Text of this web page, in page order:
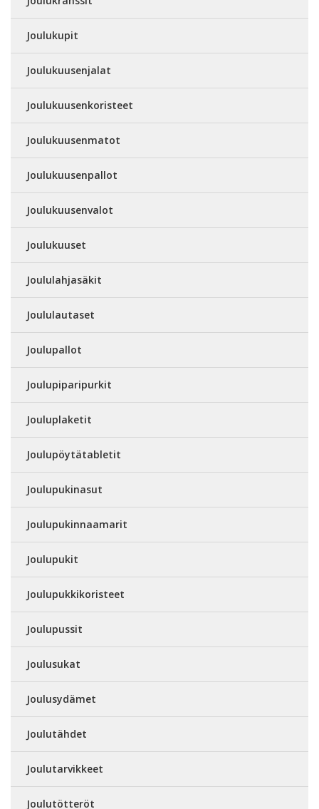
Joulukupit
Joulukuusenjalat
Joulukuusenkoristeet
Joulukuusenmatot
Joulukuusenpallot
Joulukuusenvalot
Joulukuuset
Joululahjasäkit
Joululautaset
Joulupallot
Joulupiparipurkit
Jouluplaketit
Joulupöytätabletit
Joulupukinasut
Joulupukinnaamarit
Joulupukit
Joulupukkikoristeet
Joulupussit
Joulusukat
Joulusydämet
Joulutähdet
Joulutarvikkeet
Joulutötteröt